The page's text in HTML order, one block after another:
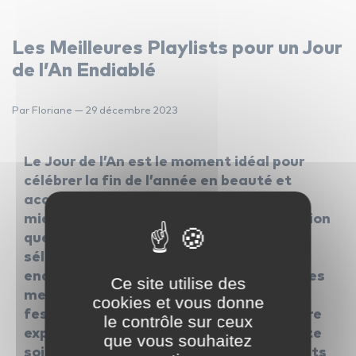
Les Meilleures Playlists pour un Jour
de l’An Endiablé
Par Floriane — 29 décembre 2023
Le Jour de l’An est le moment idéal pour
célébrer la fin de l’année en beauté et
accueillir la nouvelle avec joie. Quoi de
mieux pour accompagner cette célébration
que des playlists soigneusement
sélectionnées pour créer une ambiance
endiablée ? Dans cet article, découvrez les
meilleures playlists pour un Jour de l’An
festif et comment ICM peut enrichir votre
expérience musicale tout au long de cette
soirée mémorable. Les meilleures playlists
Ce site utilise des
cookies et vous donne
le contrôle sur ceux
que vous souhaitez